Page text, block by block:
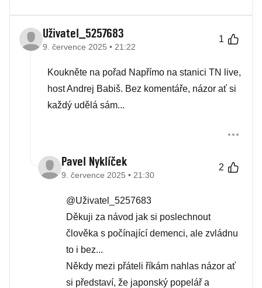
Uživatel_5257683
9. července 2025 • 21:22
1
Koukněte na pořad Napřímo na stanici TN live,
host Andrej Babiš. Bez komentáře, názor ať si
každý udělá sám...
Pavel Nyklíček
9. července 2025 • 21:30
2
@Uživatel_5257683
Děkuji za návod jak si poslechnout
člověka s počínající demenci, ale zvládnu
to i bez...
Někdy mezi přáteli říkám nahlas názor ať
si představí, že japonský popelář a